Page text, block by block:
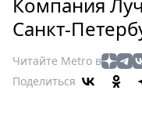
Россия
Здоровье
Еда
Санкт-
Читайте Metro в
Поделиться